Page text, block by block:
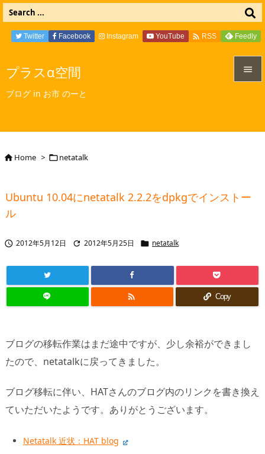
プラスα空間
ブログ in お市 のーと

次へ
Twitter Facebook Instagram YouTube  RSS Feedly
Home > netatalk
Ubuntu 10.04にnetatalk 2.2.2をdpkgでインストー
ル
 2012年5月12日  2012年5月25日  netatalk
 Copy
ブログの移転作業はまだ途中ですが、少し余裕ができまし
たので、netatalkに戻ってきました。
ブログ移転に伴い、HATさんのブログ内のリンクを書き換え
ていただいたようです。ありがとうございます。
Netatalk 近状：HAT blog